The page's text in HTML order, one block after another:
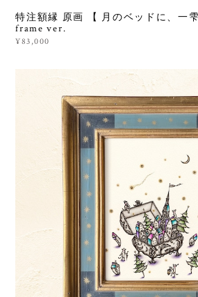
特注額縁 原画 【 月のベッドに、一
frame ver.
¥83,000